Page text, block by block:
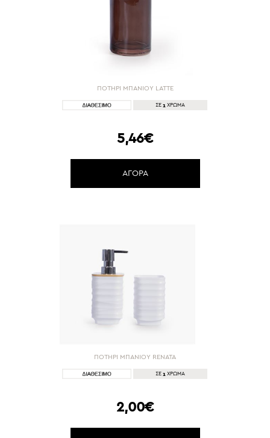
ΠΟΤΗΡΙ ΜΠΑΝΙΟΥ LATTE
ΣΕ 1 ΧΡΩΜΑ
5,46€
ΑΓΟΡΑ
ΠΟΤΗΡΙ ΜΠΑΝΙΟΥ RENATA
ΣΕ 1 ΧΡΩΜΑ
2,00€